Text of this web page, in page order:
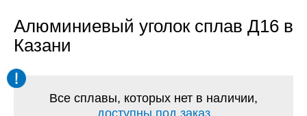
Алюминиевый уголок сплав Д16 в
Казани
Все сплавы, которых нет в наличии,
доступны под заказ